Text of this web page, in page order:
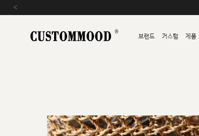
‹
브랜드 커스텀 제품